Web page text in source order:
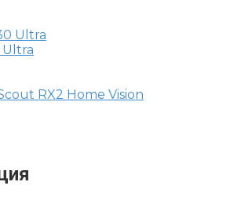
Ultra
RX2 Home Vision